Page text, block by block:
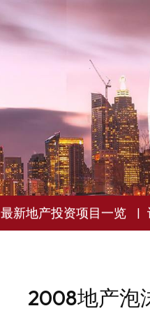
最新地产投资项目一览
2008地产泡